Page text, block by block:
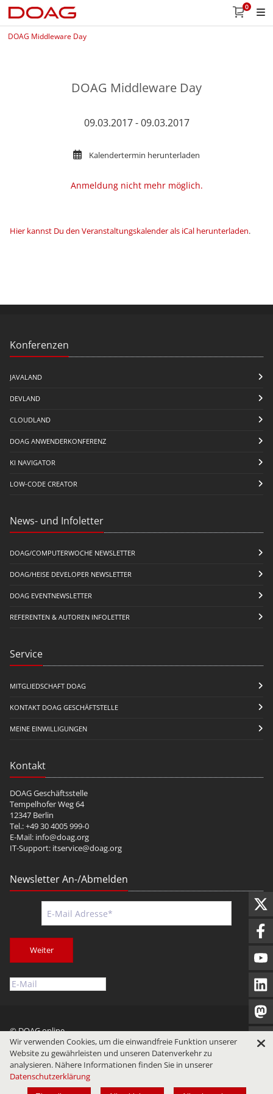
0
DOAG Middleware Day
DOAG Middleware Day
09.03.2017 - 09.03.2017
Kalendertermin herunterladen
Anmeldung nicht mehr möglich.
Hier kannst Du den Veranstaltungskalender als iCal herunterladen.
Konferenzen
JAVALAND
DEVLAND
CLOUDLAND
DOAG ANWENDERKONFERENZ
KI NAVIGATOR
LOW-CODE CREATOR
News- und Infoletter
DOAG/COMPUTERWOCHE NEWSLETTER
DOAG/HEISE DEVELOPER NEWSLETTER
DOAG EVENTNEWSLETTER
REFERENTEN & AUTOREN INFOLETTER
Service
MITGLIEDSCHAFT DOAG
KONTAKT DOAG GESCHÄFTSTELLE
MEINE EINWILLIGUNGEN
Kontakt
DOAG Geschäftsstelle
Tempelhofer Weg 64
12347 Berlin
Tel.: +49 30 4005 999-0
E-Mail: info@doag.org
IT-Support: itservice@doag.org
Newsletter An-/Abmelden
Weiter
© DOAG online
Impressum
Datenschutz Nutzungsbedingungen
Wir verwenden Cookies, um die einwandfreie Funktion unserer
Website zu gewährleisten und unseren Datenverkehr zu
analysieren. Nähere Informationen finden Sie in unserer
Datenschutzerklärung